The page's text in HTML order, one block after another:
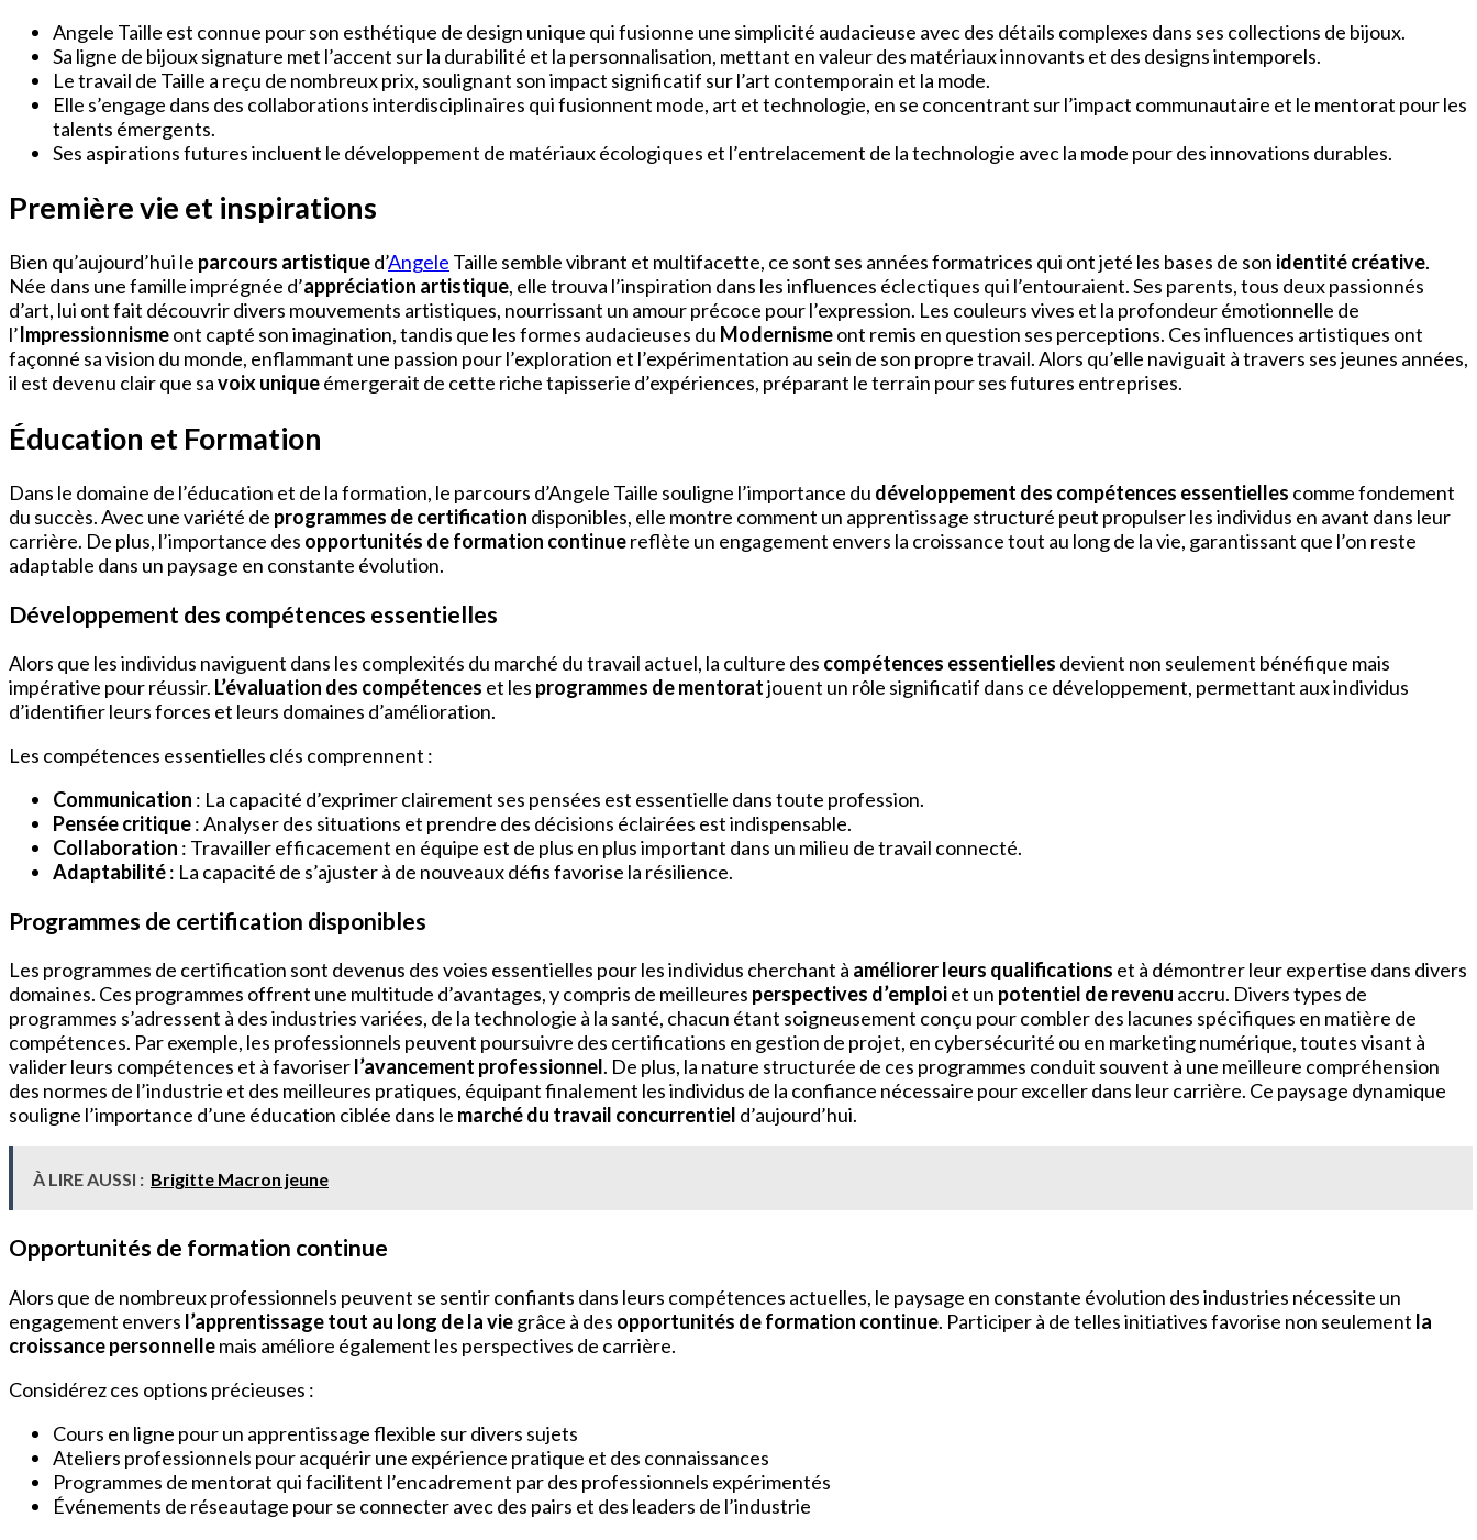
Angele Taille est connue pour son esthétique de design unique qui fusionne une simplicité audacieuse avec des détails complexes dans ses collections de bijoux.
Sa ligne de bijoux signature met l’accent sur la durabilité et la personnalisation, mettant en valeur des matériaux innovants et des designs intemporels.
Le travail de Taille a reçu de nombreux prix, soulignant son impact significatif sur l’art contemporain et la mode.
Elle s’engage dans des collaborations interdisciplinaires qui fusionnent mode, art et technologie, en se concentrant sur l’impact communautaire et le mentorat pour les
talents émergents.
Ses aspirations futures incluent le développement de matériaux écologiques et l’entrelacement de la technologie avec la mode pour des innovations durables.
Première vie et inspirations
Bien qu’aujourd’hui le parcours artistiqued’Angele Taille semble vibrant et multifacette, ce sont ses années formatrices qui ont jeté les bases de son identité créative.
Née dans une famille imprégnée d’appréciation artistique, elle trouva l’inspiration dans les influences éclectiques qui l’entouraient. Ses parents, tous deux passionnés
d’art, lui ont fait découvrir divers mouvements artistiques, nourrissant un amour précoce pour l’expression. Les couleurs vives et la profondeur émotionnelle de
l’Impressionnismeont capté son imagination, tandis que les formes audacieuses du Modernismeont remis en question ses perceptions. Ces influences artistiques ont
façonné sa vision du monde, enflammant une passion pour l’exploration et l’expérimentation au sein de son propre travail. Alors qu’elle naviguait à travers ses jeunes années,
il est devenu clair que savoix uniqueémergerait de cette riche tapisserie d’expériences, préparant le terrain pour ses futures entreprises.
Éducation et Formation
Dans le domaine de l’éducation et de la formation, le parcours d’Angele Taille souligne l’importance du développement des compétences essentielles comme fondement
du succès. Avec une variété de programmes de certification disponibles, elle montre comment un apprentissage structuré peut propulser les individus en avant dans leur
carrière. De plus, l’importance des opportunités de formation continuereflète un engagement envers la croissance tout au long de la vie, garantissant que l’on reste
adaptable dans un paysage en constante évolution.
Développement des compétences essentielles
Alors que les individus naviguent dans les complexités du marché du travail actuel, la culture des compétences essentielles devient non seulement bénéfique mais
impérative pour réussir. L’évaluation des compétences et les programmes de mentoratjouent un rôle significatif dans ce développement, permettant aux individus
d’identifier leurs forces et leurs domaines d’amélioration.
Les compétences essentielles clés comprennent :
Communication : La capacité d’exprimer clairement ses pensées est essentielle dans toute profession.
Pensée critique: Analyser des situations et prendre des décisions éclairées est indispensable.
Collaboration : Travailler efficacement en équipe est de plus en plus important dans un milieu de travail connecté.
Adaptabilité: La capacité de s’ajuster à de nouveaux défis favorise la résilience.
Programmes de certification disponibles
Les programmes de certification sont devenus des voies essentielles pour les individus cherchant à améliorer leurs qualifications et à démontrer leur expertise dans divers
domaines. Ces programmes offrent une multitude d’avantages, y compris de meilleures perspectives d’emploiet un potentiel de revenu accru. Divers types de
programmes s’adressent à des industries variées, de la technologie à la santé, chacun étant soigneusement conçu pour combler des lacunes spécifiques en matière de
compétences. Par exemple, les professionnels peuvent poursuivre des certifications en gestion de projet, en cybersécurité ou en marketing numérique, toutes visant à
valider leurs compétences et à favoriserl’avancement professionnel. De plus, la nature structurée de ces programmes conduit souvent à une meilleure compréhension
des normes de l’industrie et des meilleures pratiques, équipant finalement les individus de la confiance nécessaire pour exceller dans leur carrière. Ce paysage dynamique
souligne l’importance d’une éducation ciblée dans le marché du travail concurrentiel d’aujourd’hui.
À LIRE AUSSI : Brigitte Macron jeune
Opportunités de formation continue
Alors que de nombreux professionnels peuvent se sentir confiants dans leurs compétences actuelles, le paysage en constante évolution des industries nécessite un
engagement envers l’apprentissage tout au long de la viegrâce à des opportunités de formation continue. Participer à de telles initiatives favorise non seulement la
croissance personnellemais améliore également les perspectives de carrière.
Considérez ces options précieuses :
Cours en ligne pour un apprentissage flexible sur divers sujets
Ateliers professionnels pour acquérir une expérience pratique et des connaissances
Programmes de mentorat qui facilitent l’encadrement par des professionnels expérimentés
Événements de réseautage pour se connecter avec des pairs et des leaders de l’industrie